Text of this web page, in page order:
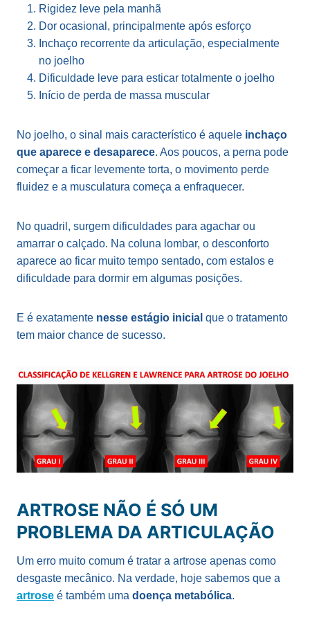
Rigidez leve pela manhã
Dor ocasional, principalmente após esforço
Inchaço recorrente da articulação, especialmente
no joelho
Dificuldade leve para esticar totalmente o joelho
Início de perda de massa muscular
No joelho, o sinal mais característico é aquele inchaço
que aparece e desaparece. Aos poucos, a perna pode
começar a ficar levemente torta, o movimento perde
fluidez e a musculatura começa a enfraquecer.
No quadril, surgem dificuldades para agachar ou
amarrar o calçado. Na coluna lombar, o desconforto
aparece ao ficar muito tempo sentado, com estalos e
dificuldade para dormir em algumas posições.
E é exatamente nesse estágio inicial que o tratamento
tem maior chance de sucesso.
ARTROSE NÃO É SÓ UM
PROBLEMA DA ARTICULAÇÃO
Um erro muito comum é tratar a artrose apenas como
desgaste mecânico. Na verdade, hoje sabemos que a
artrose é também uma doença metabólica.